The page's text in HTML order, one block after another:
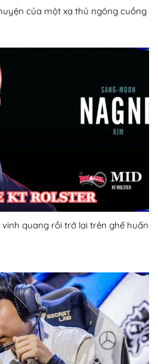
của một xạ thủ ngông cuồng
vinh quang rồi trở lại trên ghế huấn